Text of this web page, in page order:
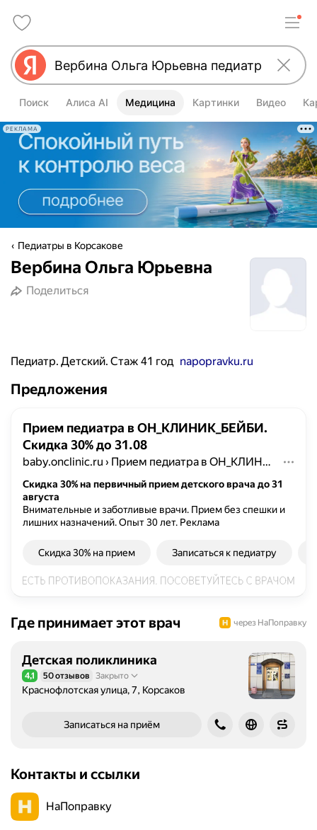
Поиск Алиса AI Медицина Картинки Видео
РЕКЛАМА
Педиатры в Корсакове
Вербина Ольга Юрьевна
Поделиться
Педиатр. Детский. Стаж 41 год napopravku.ru
Предложения
Прием педиатра в ОН_КЛИНИК_БЕЙБИ.
Скидка 30% до 31.08
baby.onclinic.ru › Прием педиатра в ОН_КЛИНИК_БЕЙБИ. Скидка 30% до 31.08
Скидка 30% на первичный прием детского врача до 31
августа
Внимательные и заботливые врачи. Прием без спешки и
лишних назначений. Опыт 30 лет. Реклама
Скидка 30% на прием Записаться к педиатру
Где принимает этот врач через НаПоправку
Детская поликлиника
Рейтинг 4,1 из 5
4,1 50 отзывов Закрыто
Краснофлотская улица, 7, Корсаков
Записаться на приём
Контакты и ссылки
НаПоправку